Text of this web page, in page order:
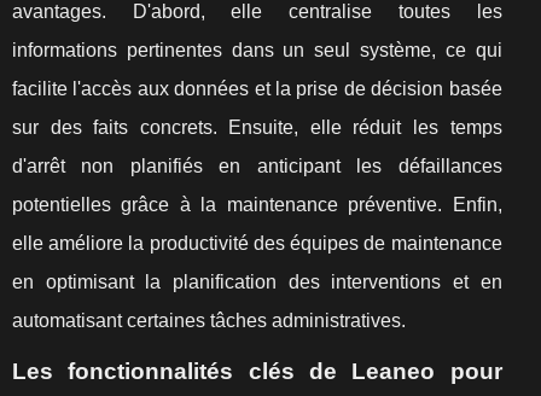
avantages. D'abord, elle centralise toutes les
informations pertinentes dans un seul système, ce qui
facilite l'accès aux données et la prise de décision basée
sur des faits concrets. Ensuite, elle réduit les temps
d'arrêt non planifiés en anticipant les défaillances
potentielles grâce à la maintenance préventive. Enfin,
elle améliore la productivité des équipes de maintenance
en optimisant la planification des interventions et en
automatisant certaines tâches administratives.
Les fonctionnalités clés de Leaneo pour